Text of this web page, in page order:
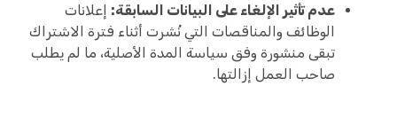
عدم تأثير الإلغاء على البيانات السابقة: إعلانات
الوظائف والمناقصات التي نُشرت أثناء فترة الاشتراك
تبقى منشورة وفق سياسة المدة الأصلية، ما لم يطلب
صاحب العمل إزالتها.